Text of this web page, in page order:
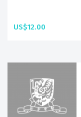
US$12.00